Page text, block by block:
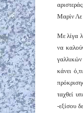
Μαρίν Λε
Με λίγα
να
κάνει
ταχθεί
-εξίσου